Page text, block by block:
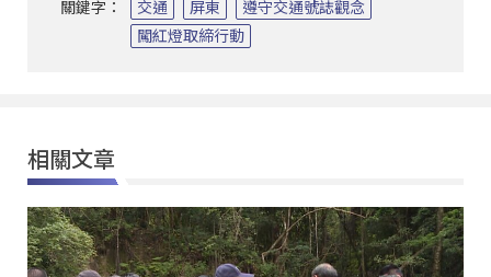
關鍵字： 交通 屏東
遵守交通號誌觀念
闖紅燈取締行動
相關文章